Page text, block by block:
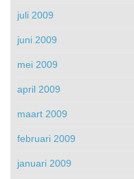
juli 2009
juni 2009
mei 2009
april 2009
maart 2009
februari 2009
januari 2009